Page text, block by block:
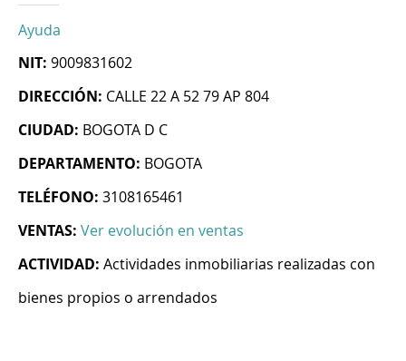
Ayuda
NIT: 9009831602
DIRECCIÓN: CALLE 22 A 52 79 AP 804
CIUDAD: BOGOTA D C
DEPARTAMENTO: BOGOTA
TELÉFONO: 3108165461
VENTAS: Ver evolución en ventas
ACTIVIDAD: Actividades inmobiliarias realizadas con
bienes propios o arrendados